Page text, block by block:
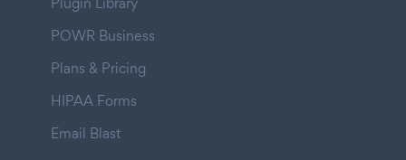
POWR Business
Plans & Pricing
HIPAA Forms
Email Blast